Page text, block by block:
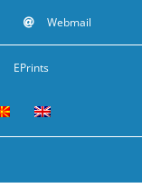
Webmail
EPrints